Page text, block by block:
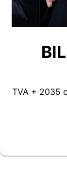
TVA + 2035